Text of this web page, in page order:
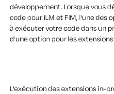
développement. Lorsque vous
code pour ILM et FIM, l'une des
à exécuter votre code dans un
d'une option pour les extensions
L'exécution des extensions in-